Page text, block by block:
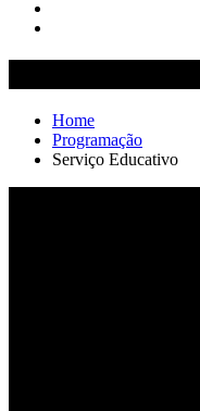
Home
Programação
Serviço Educativo